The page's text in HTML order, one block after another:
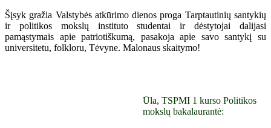
Šįsyk gražia Valstybės atkūrimo dienos proga Tarptautinių santykių
ir politikos mokslų instituto studentai ir dėstytojai dalijasi
pamąstymais apie patriotiškumą, pasakoja apie savo santykį su
universitetu, folkloru, Tėvyne. Malonaus skaitymo!
Ūla, TSPMI 1 kurso Politikos
mokslų bakalaurantė: